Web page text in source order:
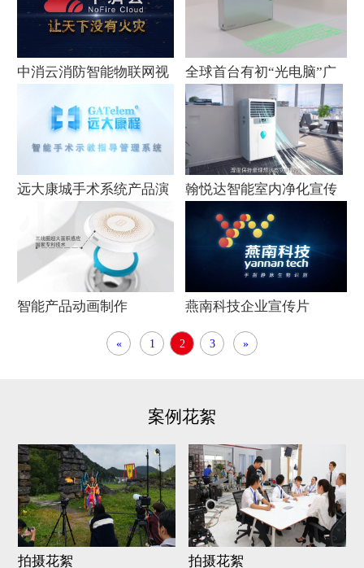
中消云消防智能物联网视
全球首台有初“光电脑”广
告拍摄
远大康城手术系统产品演
翰悦达智能室内净化宣传
智能产品动画制作 燕南科技企业宣传片
« 1 2 3 »
案例花絮
拍摄花絮 拍摄花絮